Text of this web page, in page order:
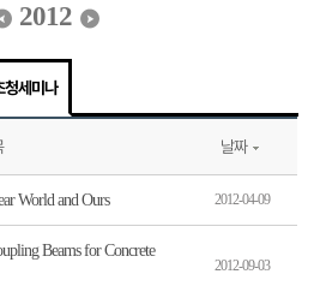
2012
청세미나
날짜
World and Ours 2012-04-09
Beams for Concrete
2012-09-03